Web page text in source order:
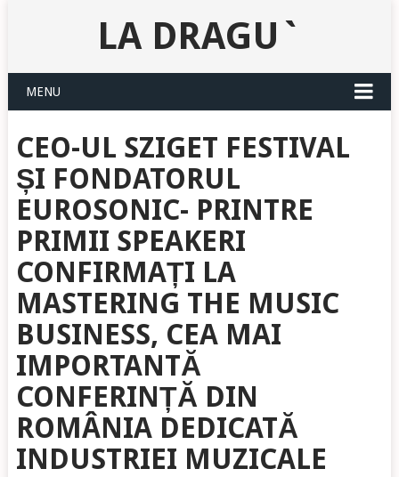
LA DRAGU`
MENU
CEO-UL SZIGET FESTIVAL
ȘI FONDATORUL
EUROSONIC- PRINTRE
PRIMII SPEAKERI
CONFIRMAȚI LA
MASTERING THE MUSIC
BUSINESS, CEA MAI
IMPORTANTĂ
CONFERINȚĂ DIN
ROMÂNIA DEDICATĂ
INDUSTRIEI MUZICALE